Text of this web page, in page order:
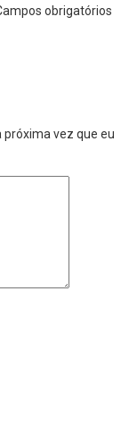
obrigatórios
vez que eu